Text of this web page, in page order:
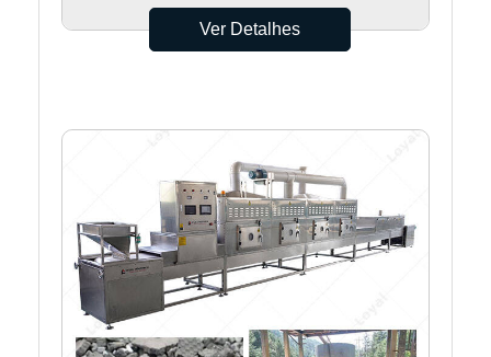
Ver Detalhes